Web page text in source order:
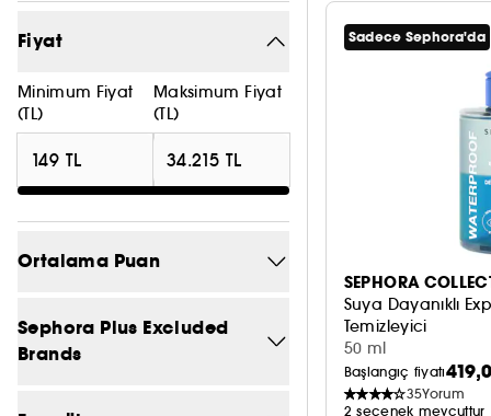
Fiyat
Minimum Fiyat
(TL)
Maksimum Fiyat
(TL)
Ortalama Puan
5/5 48
Sephora Plus Excluded
Brands
Sadece Sephora'da
SEPHORA
Suya Dayanıklı
Temizleyici
Makyajı Çıkarır +
50 ml
Başlangıç fiyatı
35Yorum
2 seçenek mevcuttur